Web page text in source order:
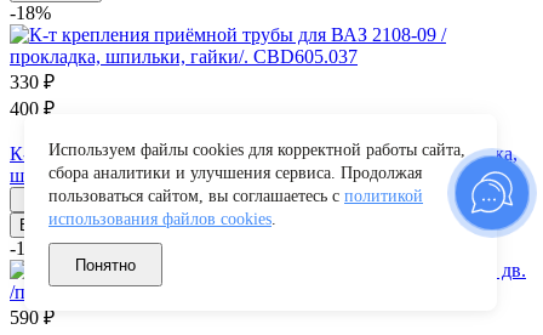
-18%
330 ₽
400 ₽
К-т крепления приёмной трубы для ВАЗ 2108-09 /прокладка,
шпильки, гайки/. CBD605.037
В корзину
-17%
590 ₽
Используем файлы cookies для корректной работы сайта,
сбора аналитики и улучшения сервиса. Продолжая
пользоваться сайтом, вы соглашаетесь с политикой
использования файлов cookies.
Понятно